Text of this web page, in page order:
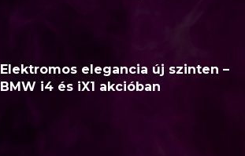
Elektromos elegancia új szinten –
BMW i4 és iX1 akcióban